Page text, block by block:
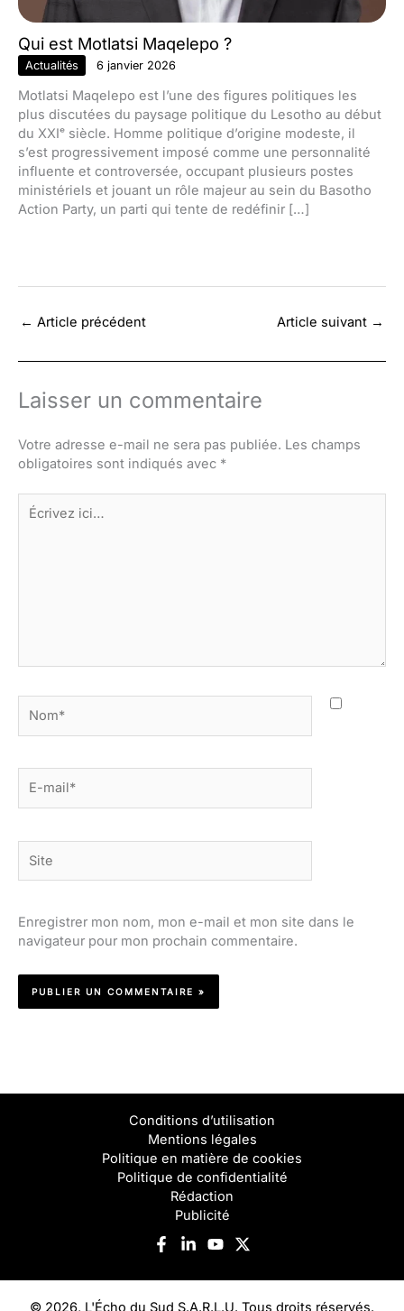
Qui est Motlatsi Maqelepo ?
Actualités 6 janvier 2026
Motlatsi Maqelepo est l’une des figures politiques les
plus discutées du paysage politique du Lesotho au début
du XXIᵉ siècle. Homme politique d’origine modeste, il
s’est progressivement imposé comme une personnalité
influente et controversée, occupant plusieurs postes
ministériels et jouant un rôle majeur au sein du Basotho
Action Party, un parti qui tente de redéfinir […]
← Article précédent Article suivant →
Laisser un commentaire
Votre adresse e-mail ne sera pas publiée. Les champs
obligatoires sont indiqués avec *
Écrivez
ici…
mail*
Enregistrer mon nom, mon e-mail et mon site dans le
navigateur pour mon prochain commentaire.
Conditions d’utilisation
Mentions légales
Politique en matière de cookies
Politique de confidentialité
Rédaction
Publicité
© 2026, L'Écho du Sud S.A.R.L.U. Tous droits réservés.